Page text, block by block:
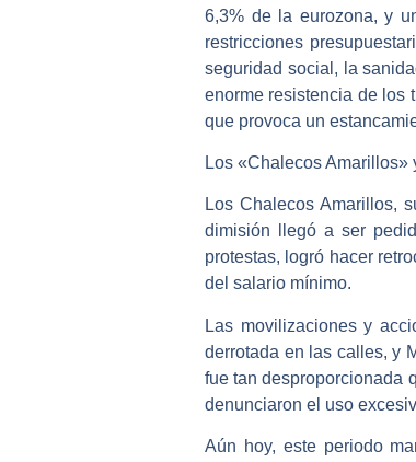
6,3% de la eurozona, y
restricciones
seguridad social, la
enorme resistencia de los
que provoca un
Los «Chalecos Amarillos»
Los Chalecos Amarillos,
dimisión llegó a ser
protestas, logró hacer
del salario mínimo.
Las movilizaciones y
derrotada en las calles, y
fue tan desproporcionada
denunciaron el uso
Aún hoy, este periodo